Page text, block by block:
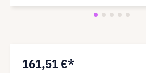
161,51 €*